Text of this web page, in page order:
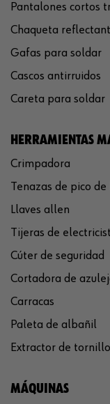
Pantalones cortos
Chaqueta
Gafas para soldar
Cascos antirruidos
Careta para soldar
HERRAMIENTAS
Crimpadora
Tenazas de pico
Llaves allen
Tijeras de
Cúter de seguridad
Cortadora de
Carracas
Paleta de albañil
Extractor de
MÁQUINAS